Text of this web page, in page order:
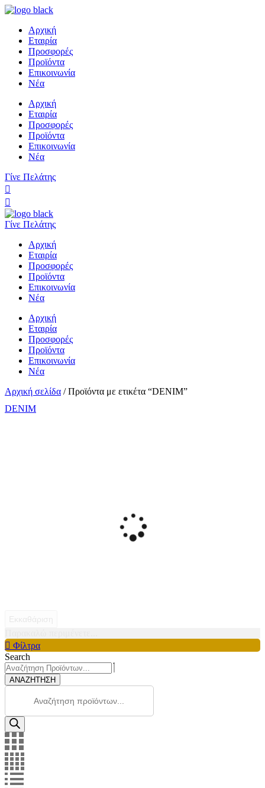
Αρχική
Εταιρία
Προσφορές
Προϊόντα
Επικοινωνία
Νέα
Αρχική
Εταιρία
Προσφορές
Προϊόντα
Επικοινωνία
Νέα
Γίνε Πελάτης
Γίνε Πελάτης
Αρχική
Εταιρία
Προσφορές
Προϊόντα
Επικοινωνία
Νέα
Αρχική
Εταιρία
Προσφορές
Προϊόντα
Επικοινωνία
Νέα
Αρχική σελίδα / Προϊόντα με ετικέτα “DENIM”
DENIM
Φίλτρα
Search
ΑΝΑΖΗΤΗΣΗ
Products